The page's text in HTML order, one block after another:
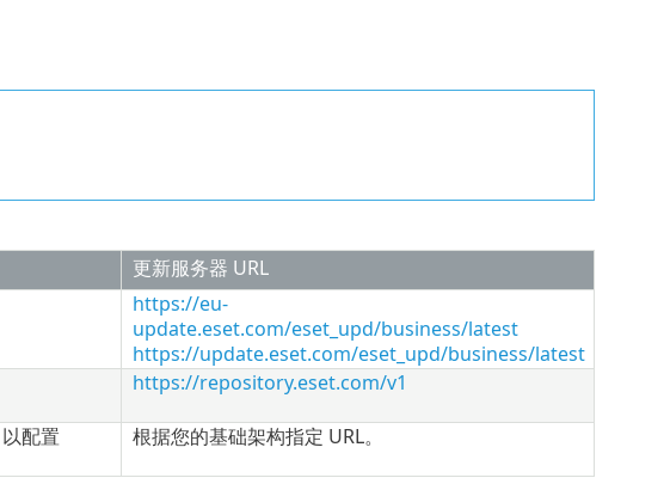
更新服务器 URL
https://eu-
update.eset.com/eset_upd/business/latest
https://update.eset.com/eset_upd/business/latest
https://repository.eset.com/v1
配置
根据您的基础架构指定 URL。